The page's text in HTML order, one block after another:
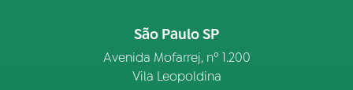
São Paulo SP
Avenida Mofarrej, nº 1.200
Vila Leopoldina